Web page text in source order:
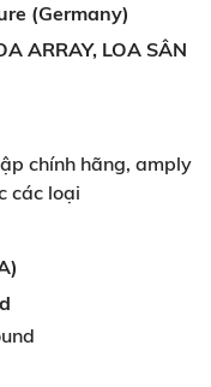
(Germany)
ARRAY, LOA SÂN
chính hãng, amply
các loại